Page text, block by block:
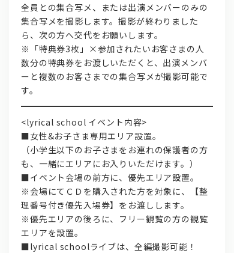
全員との集合写メ、または出演メンバーのみの
集合写メを撮影します。撮影が終わりました
ら、次の方へ交代をお願いします。
※「特典券3枚」×参加されたいお客さまの人
数分の特典券をお渡しいただくと、出演メンバ
ーと複数のお客さまでの集合写メが撮影可能で
す。
<lyrical school イベント内容>
■女性&お子さま専用エリア設置。
（小学生以下のお子さまをお連れの保護者の方
も、一緒にエリアにお入りいただけます。）
■イベント会場の前方に、優先エリア設置。
※会場にてＣＤを購入された方を対象に、【整
理番号付き優先入場券】をお渡しします。
※優先エリアの後ろに、フリー観覧の方の観覧
エリアを設置。
■lyrical schoolライブは、全編撮影可能！